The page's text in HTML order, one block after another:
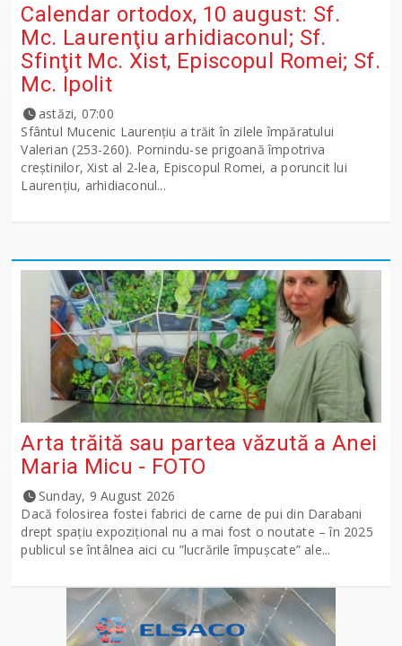
Calendar ortodox, 10 august: Sf.
Mc. Laurenţiu arhidiaconul; Sf.
Sfinţit Mc. Xist, Episcopul Romei; Sf.
Mc. Ipolit
astăzi, 07:00
Sfântul Mucenic Laurenţiu a trăit în zilele împăratului
Valerian (253-260). Pornindu-se prigoană împotriva
creştinilor, Xist al 2-lea, Episcopul Romei, a poruncit lui
Laurenţiu, arhidiaconul...
Arta trăită sau partea văzută a Anei
Maria Micu - FOTO
Sunday, 9 August 2026
Dacă folosirea fostei fabrici de carne de pui din Darabani
drept spațiu expozițional nu a mai fost o noutate – în 2025
publicul se întâlnea aici cu ”lucrările împușcate” ale...